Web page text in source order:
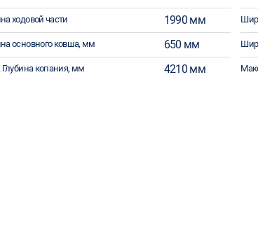
ходовой части 1990 мм
основного ковша, мм 650 мм
Глубина копания, мм 4210 мм